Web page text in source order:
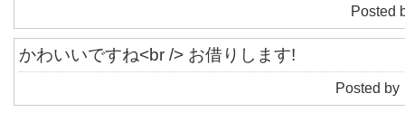
Posted
かわいいですね<br /> お借りします!
Posted by